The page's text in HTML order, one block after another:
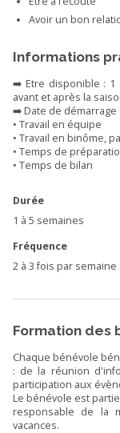
Avoir un bon
Informations
➡️ Etre disponible : 1
avant et après la
➡️ Date de
• Travail en équipe
• Travail en binôme,
• Temps de
• Temps de bilan
Durée
1 à 5 semaines
Fréquence
2 à 3 fois par semaine
Formation des
Chaque bénévole
: de la réunion
participation aux
Le bénévole est
responsable de la
vacances.